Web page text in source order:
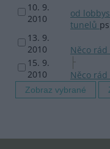
10. 9.
2010
od
tunelů ps
13. 9.
2010
Něco
15. 9.
2010
Něco